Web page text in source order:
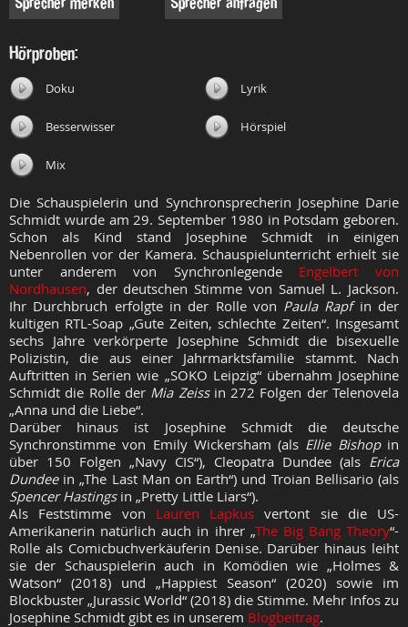
Hörproben:
Doku Lyrik
Besserwisser Hörspiel
Mix
Die Schauspielerin und Synchronsprecherin Josephine Darie
Schmidt wurde am 29. September 1980 in Potsdam geboren.
Schon als Kind stand Josephine Schmidt in einigen
Nebenrollen vor der Kamera. Schauspielunterricht erhielt sie
unter anderem von Synchronlegende Engelbert von
Nordhausen, der deutschen Stimme von Samuel L. Jackson.
Ihr Durchbruch erfolgte in der Rolle von Paula Rapf in der
kultigen RTL-Soap „Gute Zeiten, schlechte Zeiten“. Insgesamt
sechs Jahre verkörperte Josephine Schmidt die bisexuelle
Polizistin, die aus einer Jahrmarktsfamilie stammt. Nach
Auftritten in Serien wie „SOKO Leipzig“ übernahm Josephine
Schmidt die Rolle der Mia Zeissin 272 Folgen der Telenovela
„Anna und die Liebe“.
Darüber hinaus ist Josephine Schmidt die deutsche
Synchronstimme von Emily Wickersham (als Ellie Bishopin
über 150 Folgen „Navy CIS“), Cleopatra Dundee (als Erica
Dundeein „The Last Man on Earth“) und Troian Bellisario (als
Spencer Hastingsin „Pretty Little Liars“).
Als Feststimme von Lauren Lapkus vertont sie die US-
Amerikanerin natürlich auch in ihrer „The Big Bang Theory“-
Rolle als Comicbuchverkäuferin Denise. Darüber hinaus leiht
sie der Schauspielerin auch in Komödien wie „Holmes &
Watson“ (2018) und „Happiest Season“ (2020) sowie im
Blockbuster „Jurassic World“ (2018) die Stimme. Mehr Infos zu
Josephine Schmidt gibt es in unserem Blogbeitrag.